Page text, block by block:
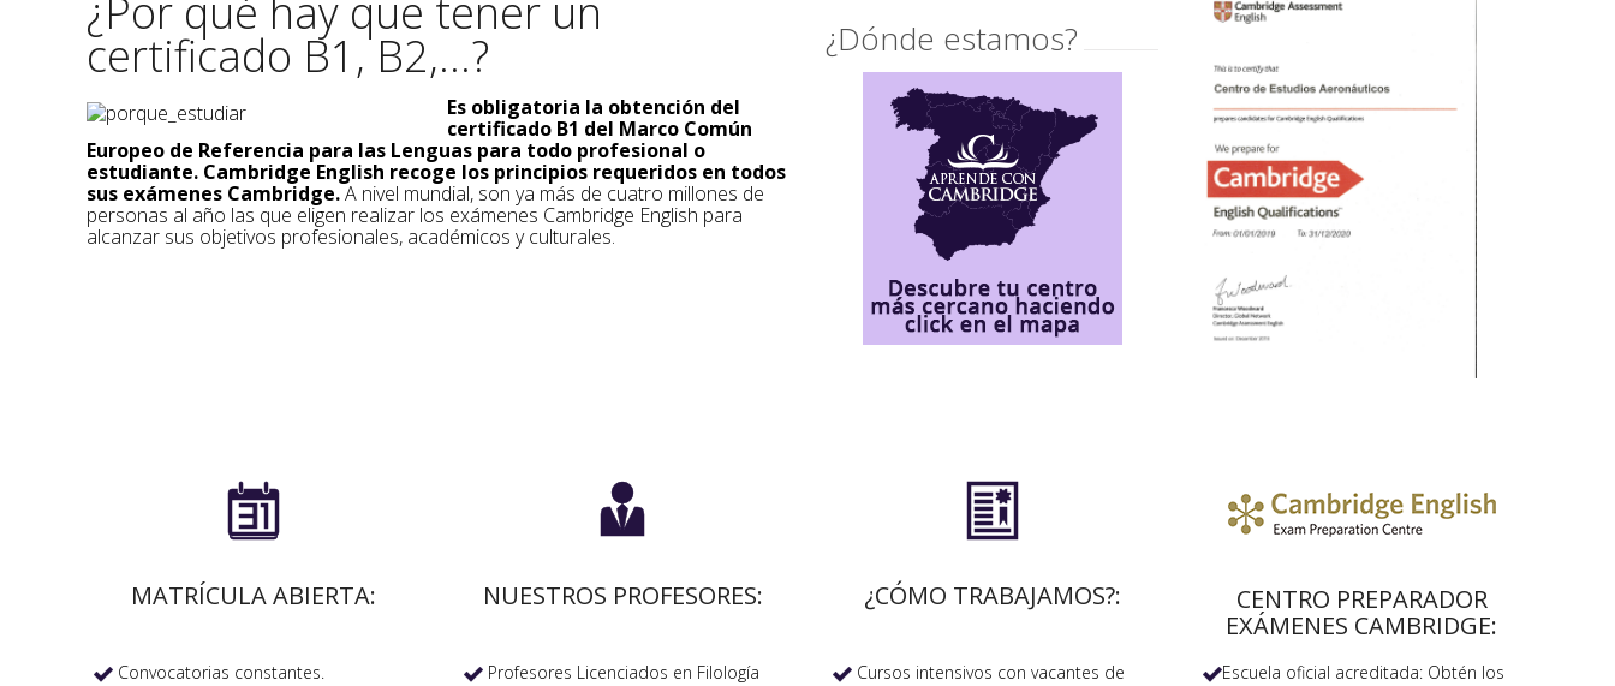
¿Por qué hay que tener un
certificado B1, B2,...?
Es obligatoria la obtención del
certificado B1 del Marco Común
Europeo de Referencia para las Lenguas para todo profesional o
estudiante. Cambridge English recoge los principios requeridos en todos
sus exámenes Cambridge.A nivel mundial, son ya más de cuatro millones de
personas al año las que eligen realizar los exámenes Cambridge English para
alcanzar sus objetivos profesionales, académicos y culturales.
¿Dónde estamos?

MATRÍCULA ABIERTA:
 Convocatorias constantes.

NUESTROS PROFESORES:
Profesores Licenciados en Filología

¿CÓMO TRABAJAMOS?:
 Cursos intensivos con vacantes de
CENTRO PREPARADOR
EXÁMENES CAMBRIDGE:
Escuela oficial acreditada: Obtén los